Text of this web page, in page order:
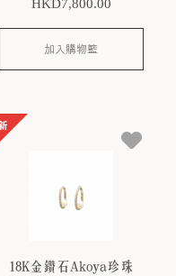
HKD7,800.00
加入購物籃
18K金鑽石Akoya珍珠